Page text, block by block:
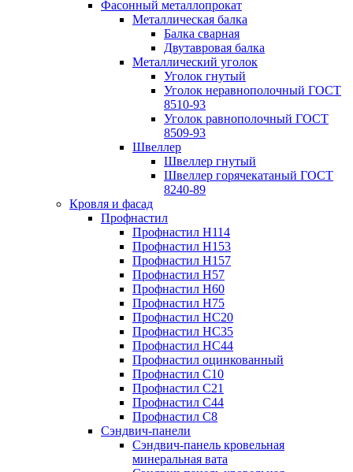
Фасонный металлопрокат
Металлическая балка
Балка сварная
Двутавровая балка
Металлический уголок
Уголок гнутый
Уголок неравнополочный ГОСТ
8510-93
Уголок равнополочный ГОСТ
8509-93
Швеллер
Швеллер гнутый
Швеллер горячекатаный ГОСТ
8240-89
Кровля и фасад
Профнастил
Профнастил Н114
Профнастил Н153
Профнастил Н157
Профнастил Н57
Профнастил Н60
Профнастил Н75
Профнастил НС20
Профнастил НС35
Профнастил НС44
Профнастил оцинкованный
Профнастил С10
Профнастил С21
Профнастил С44
Профнастил С8
Сэндвич-панели
Сэндвич-панель кровельная
минеральная вата